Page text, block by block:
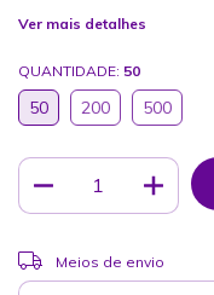
Ver mais detalhes
QUANTIDADE: 50
50 200 500
Entregas para o CEP:
Meios de envio